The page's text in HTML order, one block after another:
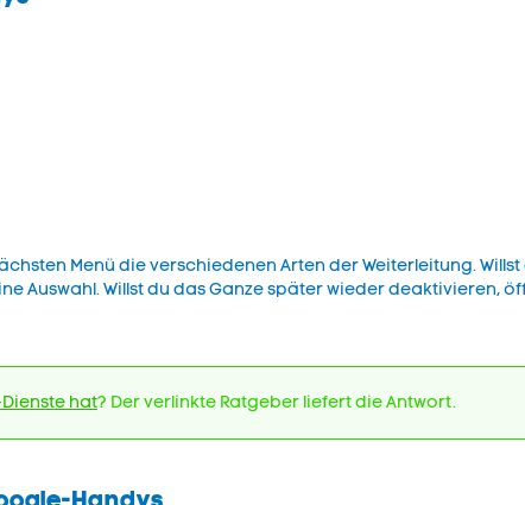
Menü die verschiedenen Arten der Weiterleitung.
Auswahl. Willst du das Ganze später wieder deaktivieren,
hat? Der verlinkte Ratgeber liefert die Antwort.